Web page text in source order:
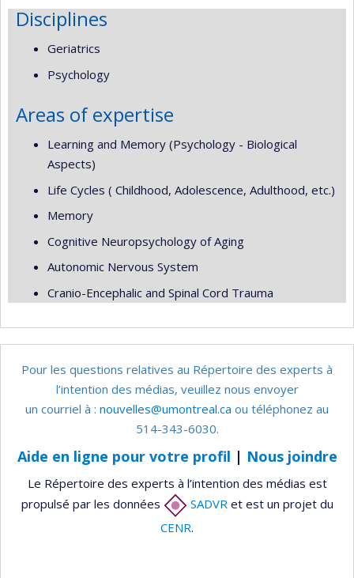
Disciplines
Geriatrics
Psychology
Areas of expertise
Learning and Memory (Psychology - Biological
Aspects)
Life Cycles ( Childhood, Adolescence, Adulthood, etc.)
Memory
Cognitive Neuropsychology of Aging
Autonomic Nervous System
Cranio-Encephalic and Spinal Cord Trauma
Pour les questions relatives au Répertoire des experts à
l’intention des médias, veuillez nous envoyer
un courriel à : nouvelles@umontreal.ca ou téléphonez au
514-343-6030.
Aide en ligne pour votre profil | Nous joindre
Le Répertoire des experts à l’intention des médias est
propulsé par les données
SADVRet est un projet du
CENR.